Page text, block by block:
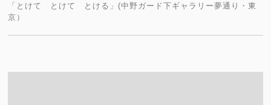
「とけて とけて とける」(中野ガード下ギャラリー夢通り・東
京）